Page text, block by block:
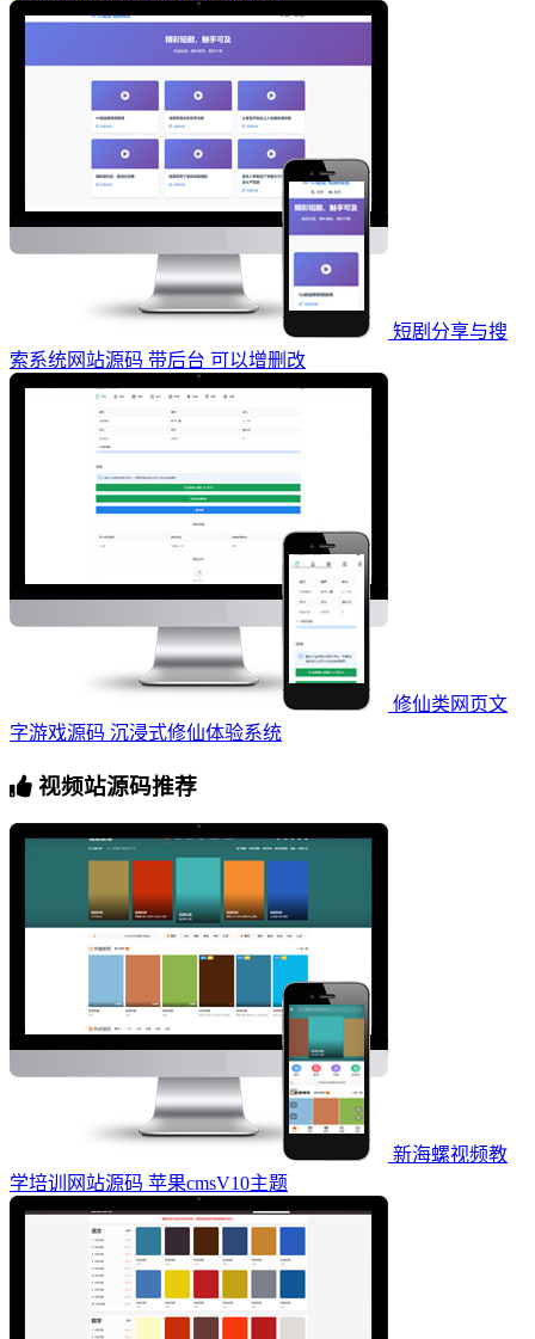
短剧分享与搜
索系统网站源码 带后台 可以增删改
修仙类网页文
字游戏源码 沉浸式修仙体验系统
视频站源码推荐
新海螺视频教
学培训网站源码 苹果cmsV10主题